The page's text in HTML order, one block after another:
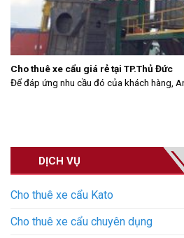
DỊCH VỤ
Cho thuê xe cẩu Kato
Cho thuê xe cẩu chuyên dụng
Cho thuê xe cẩu giá rẻ tại TP.Thủ Đức
Để đáp ứng nhu cầu đó của khách hàng,